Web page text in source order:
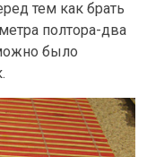
тем как брать
полтора-два
было